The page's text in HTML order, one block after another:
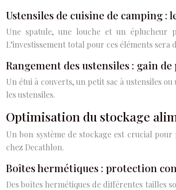
Ustensiles de cuisine de camping :
Une spatule, une louche et un éplucheur
L’investissement total pour ces éléments sera
Rangement des ustensiles : gain
Un étui à couverts, un petit sac à ustensiles
les ustensiles.
Optimisation du stockage
Un bon système de stockage est crucial
chez Decathlon.
Boîtes hermétiques : protection
Des boîtes hermétiques de différentes tailles